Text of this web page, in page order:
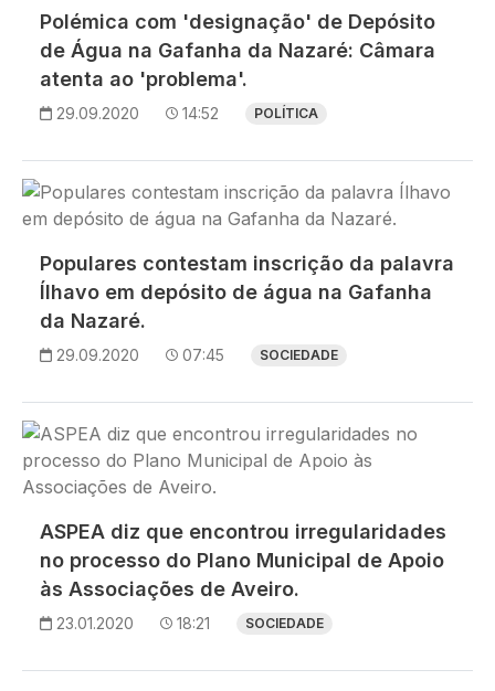
Polémica com 'designação' de Depósito
de Água na Gafanha da Nazaré: Câmara
atenta ao 'problema'.
29.09.2020 14:52 POLÍTICA
Imagem
Populares contestam inscrição da palavra
Ílhavo em depósito de água na Gafanha
da Nazaré.
29.09.2020 07:45 SOCIEDADE
Imagem
ASPEA diz que encontrou irregularidades
no processo do Plano Municipal de Apoio
às Associações de Aveiro.
23.01.2020 18:21 SOCIEDADE